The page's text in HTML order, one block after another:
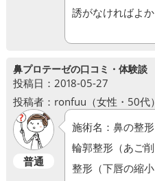
誘がなければよか
鼻プロテーゼの口コミ・体験談
投稿日：2018-05-27
投稿者：ronfuu（女性・50代
普通
施術名：鼻の整
輪郭整形（あご
整形（下唇の縮小